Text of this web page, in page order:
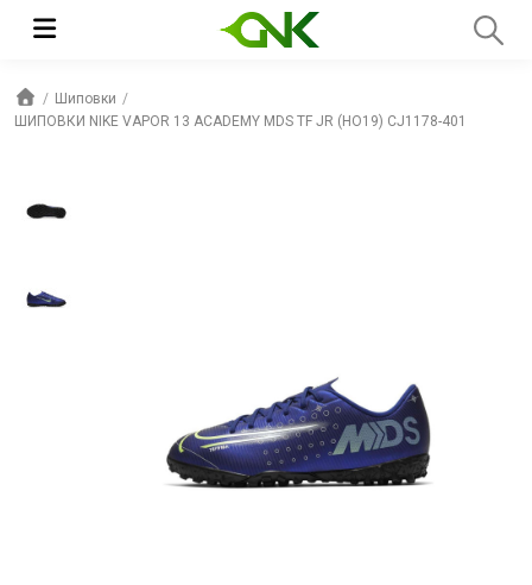
Шиповки
ШИПОВКИ NIKE VAPOR 13 ACADEMY MDS TF JR (HO19) CJ1178-401